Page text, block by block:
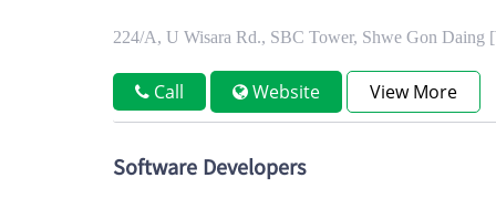
224/A, U Wisara Rd., SBC Tower, Shwe Gon Daing
Call Website View More
Software Developers